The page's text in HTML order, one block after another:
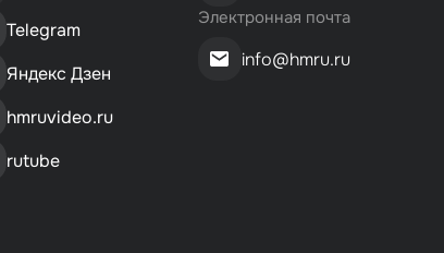
Telegram
Яндекс Дзен
hmruvideo.ru
rutube
Электронная почта
info@hmru.ru